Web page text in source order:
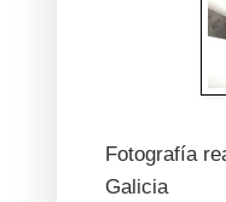
Fotografía
Galicia